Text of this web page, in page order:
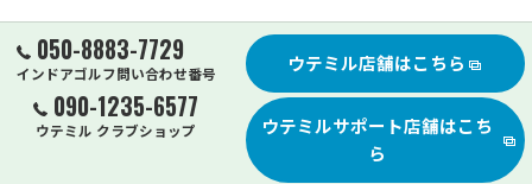
050-8883-7729
インドアゴルフ問い合わせ番号
090-1235-6577
ウテミル クラブショップ
ウテミル店舗はこちら
ウテミルサポート店舗はこち
ら